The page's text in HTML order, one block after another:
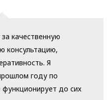
качественную
консультацию,
Я
году по
до сих